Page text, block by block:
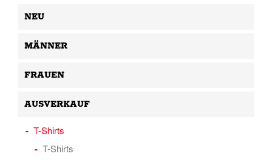
NEU
MÄNNER
FRAUEN
AUSVERKAUF
T-Shirts
T-Shirts